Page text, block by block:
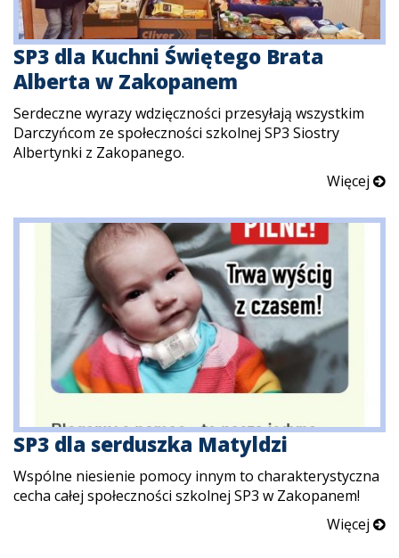
SP3 dla Kuchni Świętego Brata
Alberta w Zakopanem
Serdeczne wyrazy wdzięczności przesyłają wszystkim
Darczyńcom ze społeczności szkolnej SP3 Siostry
Albertynki z Zakopanego.
Więcej
SP3 dla serduszka Matyldzi
Wspólne niesienie pomocy innym to charakterystyczna
cecha całej społeczności szkolnej SP3 w Zakopanem!
Więcej